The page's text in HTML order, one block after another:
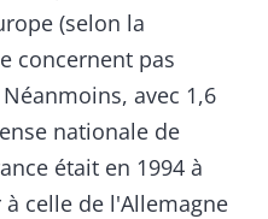
(selon la
concernent pas
avec 1,6
nationale de
était en 1994 à
celle de l'Allemagne